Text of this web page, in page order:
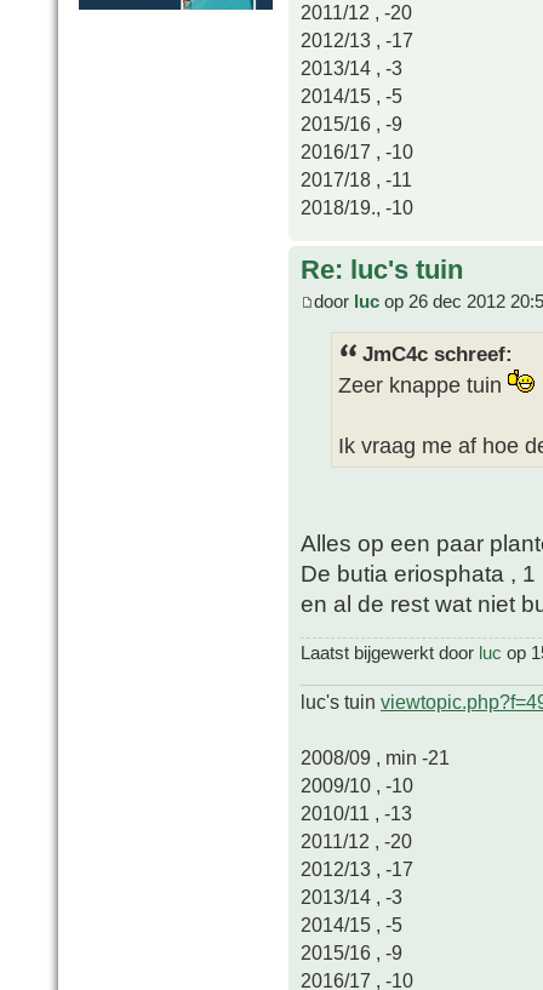
2011/12 , -20
2012/13 , -17
2013/14 , -3
2014/15 , -5
2015/16 , -9
2016/17 , -10
2017/18 , -11
2018/19., -10
Re: luc's tuin
door luc op 26 dec 2012
JmC4c schreef:
Zeer knappe tuin
Ik vraag me af hoe
Alles op een paar
De butia eriosphata ,
en al de rest wat niet
Laatst bijgewerkt door luc op
luc's tuin
2008/09 , min -21
2009/10 , -10
2010/11 , -13
2011/12 , -20
2012/13 , -17
2013/14 , -3
2014/15 , -5
2015/16 , -9
2016/17 , -10